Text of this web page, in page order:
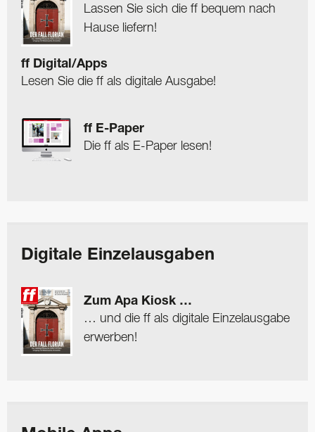
Lassen Sie sich die ff bequem nach
Hause liefern!
ff Digital/Apps
Lesen Sie die ff als digitale Ausgabe!
ff E-Paper
Die ff als E-Paper lesen!
Digitale Einzelausgaben
Zum Apa Kiosk …
… und die ff als digitale Einzelausgabe
erwerben!